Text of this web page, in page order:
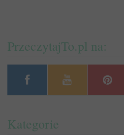
PrzeczytajTo.pl na:
Kategorie